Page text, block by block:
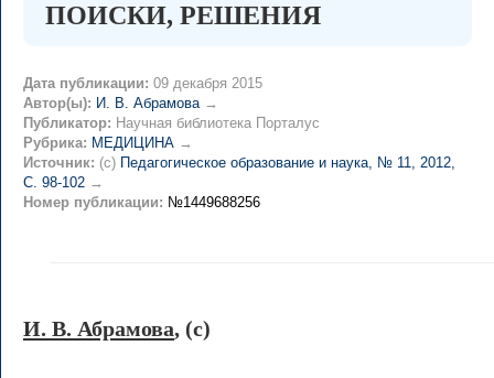
ПОИСКИ, РЕШЕНИЯ
Дата публикации: 09 декабря 2015
Автор(ы): И. В. Абрамова→
Публикатор: Научная библиотека Порталус
Рубрика: МЕДИЦИНА →
Источник: (c) Педагогическое образование и наука, № 11, 2012,
C. 98-102 →
Номер публикации: №1449688256
И. В. Абрамова, (c)